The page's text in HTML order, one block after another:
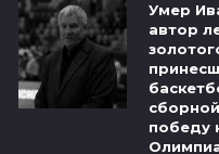
Умер
автор
победу